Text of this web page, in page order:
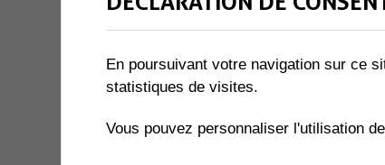
20
SEP.
CAFÉS DISCUSSIONS
Route de
En poursuivant votre navigation sur ce
statistiques de visites.
Vous pouvez personnaliser l'utilisation